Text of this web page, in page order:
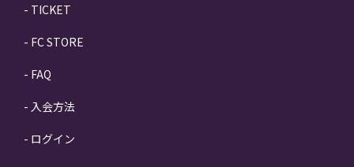
TICKET
FC STORE
FAQ
入会方法
ログイン